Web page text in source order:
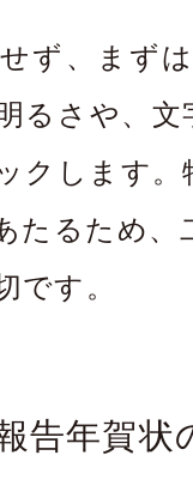
ず、まず
るさや、文
クします。
たるため、
す。
告年賀